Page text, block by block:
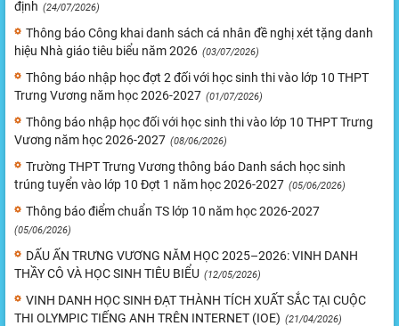
định (24/07/2026)
Thông báo Công khai danh sách cá nhân đề nghị xét tặng danh
hiệu Nhà giáo tiêu biểu năm 2026 (03/07/2026)
Thông báo nhập học đợt 2 đối với học sinh thi vào lớp 10 THPT
Trưng Vương năm học 2026-2027 (01/07/2026)
Thông báo nhập học đối với học sinh thi vào lớp 10 THPT Trưng
Vương năm học 2026-2027 (08/06/2026)
Trường THPT Trưng Vương thông báo Danh sách học sinh
trúng tuyển vào lớp 10 Đợt 1 năm học 2026-2027 (05/06/2026)
Thông báo điểm chuẩn TS lớp 10 năm học 2026-2027
(05/06/2026)
DẤU ẤN TRƯNG VƯƠNG NĂM HỌC 2025–2026: VINH DANH
THẦY CÔ VÀ HỌC SINH TIÊU BIỂU (12/05/2026)
VINH DANH HỌC SINH ĐẠT THÀNH TÍCH XUẤT SẮC TẠI CUỘC
THI OLYMPIC TIẾNG ANH TRÊN INTERNET (IOE) (21/04/2026)